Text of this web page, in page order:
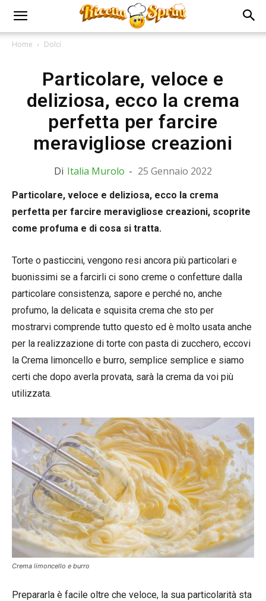
Home Dolci
Particolare, veloce e
deliziosa, ecco la crema
perfetta per farcire
meravigliose creazioni
Di Italia Murolo - 25 Gennaio 2022
Particolare, veloce e deliziosa, ecco la crema
perfetta per farcire meravigliose creazioni, scoprite
come profuma e di cosa si tratta.
Torte o pasticcini, vengono resi ancora più particolari e
buonissimi se a farcirli ci sono creme o confetture dalla
particolare consistenza, sapore e perché no, anche
profumo, la delicata e squisita crema che sto per
mostrarvi comprende tutto questo ed è molto usata anche
per la realizzazione di torte con pasta di zucchero, eccovi
la Crema limoncello e burro, semplice semplice e siamo
certi che dopo averla provata, sarà la crema da voi più
utilizzata.
Crema limoncello e burro
Prepararla è facile oltre che veloce, la sua particolarità sta